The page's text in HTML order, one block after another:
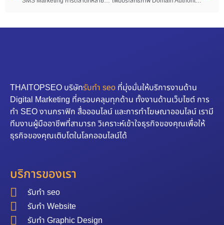
THAITOPSEO บริษัทรับทำ seo ที่มุ่งมั่นให้บริการงานด้าน
Digital Marketing ที่ครอบคลุมทุกด้าน ทั้งงานด้านเว็บไซต์ การ
ทำ SEO งานกราฟิก สื่อออนไลน์ และการทำโฆษณาออนไลน์ เรามี
ทีมงานผู้มืออาชีพที่สามารถ วิเคราะห์เข้าใจธุรกิจของคุณเพื่อให้
ธุรกิจของคุณเติบโตในโลกออนไลน์ได้
บริการของเรา
รับทำ seo
รับทำ Website
รับทำ Graphic Design